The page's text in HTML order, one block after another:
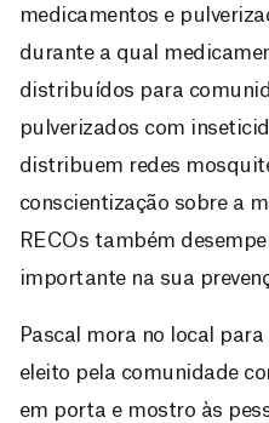
medicamentos e
durante a qual
distribuídos para
pulverizados com
distribuem redes
conscientização sobre a
RECOs também
importante na sua
Pascal mora no local
eleito pela comunidade
em porta e mostro às